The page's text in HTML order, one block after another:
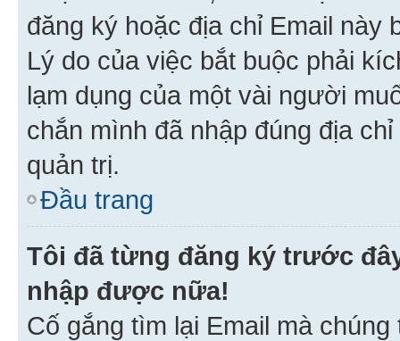
đăng ký hoặc địa chỉ Email này
Lý do của việc bắt buộc phải
lạm dụng của một vài người
chắn mình đã nhập đúng địa
quản trị.
Đầu trang
Tôi đã từng đăng ký trước
nhập được nữa!
Cố gắng tìm lại Email mà